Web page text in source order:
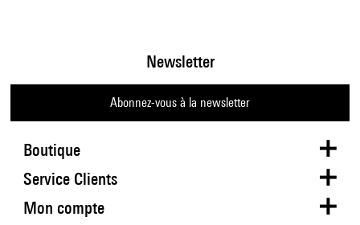
Boutique
Newsletter
Abonnez-vous à la newsletter
Service Clients
Mon compte